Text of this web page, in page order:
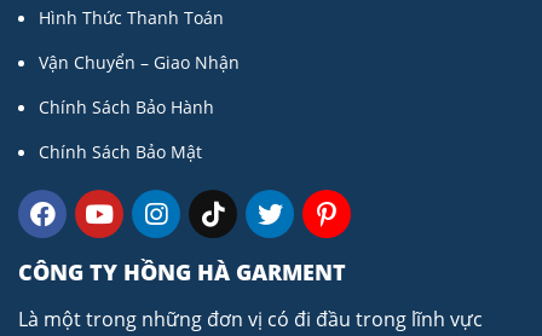
Hình Thức Thanh Toán
Vận Chuyển – Giao Nhận
Chính Sách Bảo Hành
Chính Sách Bảo Mật
CÔNG TY HỒNG HÀ GARMENT
Là một trong những đơn vị có đi đầu trong lĩnh vực